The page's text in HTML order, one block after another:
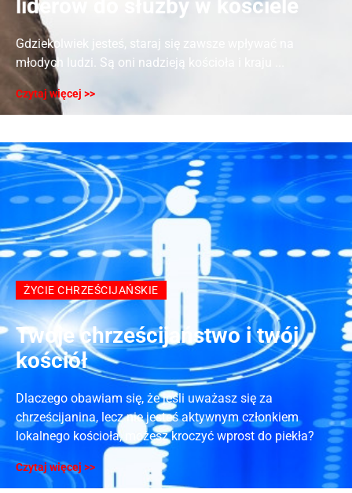
liderów do służby w kościele
Gdziekolwiek jesteś, staraj się zawsze wpływać na
młodych ludzi. Są oni nadzieją kościoła i kraju ...
Czytaj więcej >>
ŻYCIE CHRZEŚCIJAŃSKIE
Twoje chrześcijaństwo i twój
kościół
Dlaczego obawiam się, że jeśli uważasz się za
chrześcijanina, lecz nie jesteś aktywnym członkiem
lokalnego kościoła, możesz kroczyć wprost do piekła?
Czytaj więcej >>